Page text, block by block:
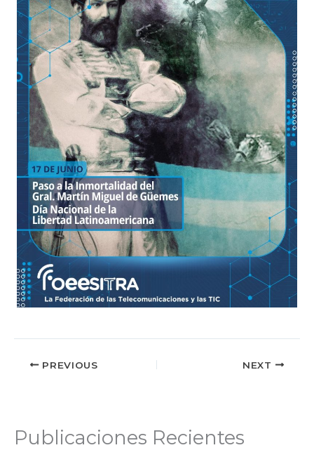
PREVIOUS NEXT
Publicaciones Recientes